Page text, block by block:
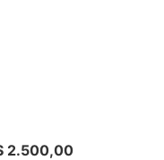
2.500,00